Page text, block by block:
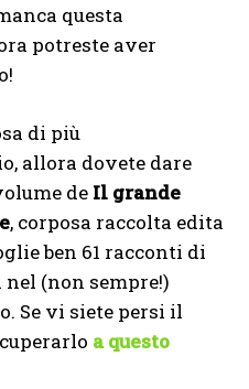
questa
potreste aver
di più
allora dovete dare
de Il grande
, corposa raccolta edita
ben 61 racconti di
(non sempre!)
Se vi siete persi il
a questo